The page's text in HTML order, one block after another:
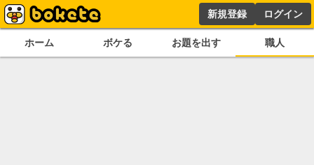
新規登録 ログイン
ホーム ボケる お題を出す 職人